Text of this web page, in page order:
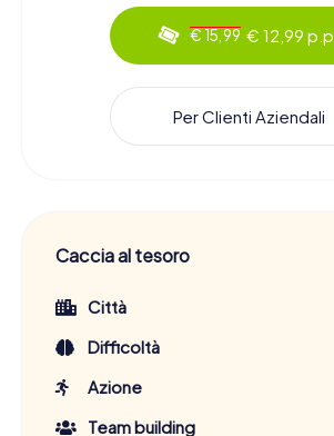
€ 15,99 € 12,99 p.p.
Per Clienti Aziendali
Caccia al tesoro
Città
Difficoltà
Azione
Team building